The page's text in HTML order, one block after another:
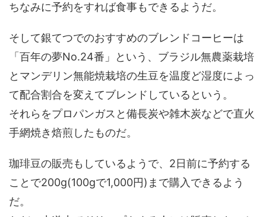
ちなみに予約をすれば食事もできるようだ。
そして銀てつでのおすすめのブレンドコーヒーは
「百年の夢No.24番」という、ブラジル無農薬栽培
とマンデリン無能焼栽培の生豆を温度ど湿度によっ
て配合割合を変えてブレンドしているという。
それらをプロパンガスと備長炭や雑木炭などで直火
手網焼き焙煎したものだ。
珈琲豆の販売もしているようで、2日前に予約する
ことで200g(100gで1,000円)まで購入できるよう
だ。